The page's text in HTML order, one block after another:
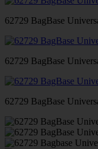
62729 BagBase
62729 BagBase
62729 BagBase